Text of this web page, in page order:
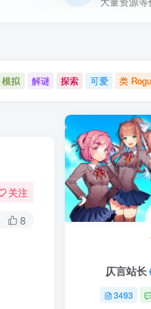
模拟 解谜 探索 可爱 类
关注
8
仄言站长
3493